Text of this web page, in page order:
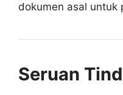
dokumen asal untuk
Seruan